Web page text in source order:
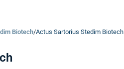
Biotech/Actus Sartorius Stedim Biotech